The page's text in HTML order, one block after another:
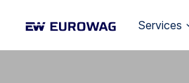
Services